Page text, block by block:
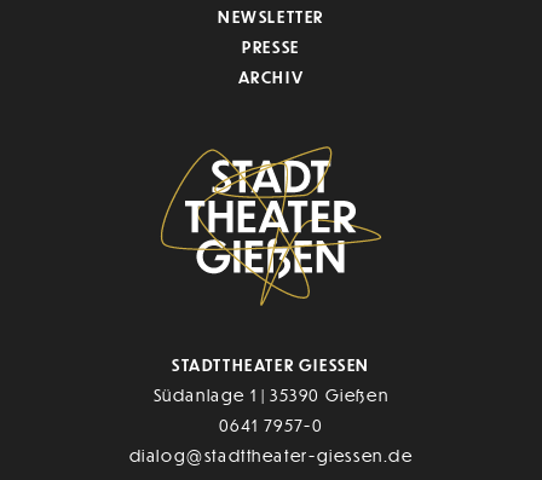
NEWSLETTER
PRESSE
ARCHIV
STADTTHEATER GIESSEN
Südanlage 1 | 35390 Gießen
0641 7957-0
dialog@stadttheater-giessen.de